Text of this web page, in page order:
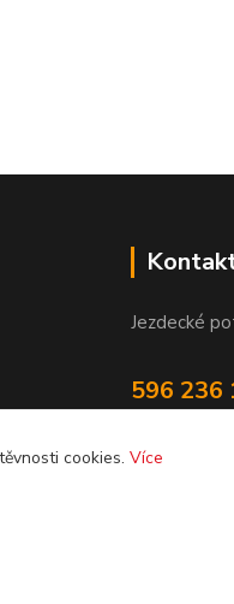
Jezdecké
596 236
cookies. Více